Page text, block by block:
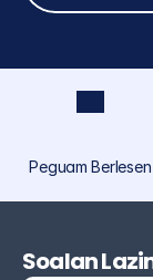
Peguam Berlesen
Soalan
ramai di